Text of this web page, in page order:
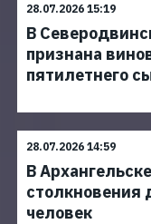
28.07.2026 15:19
В
признана
пятилетнего
28.07.2026 14:59
В
столкновения
человек